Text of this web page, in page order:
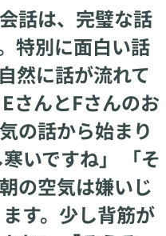
話は、完璧な話
特別に面白い話
然に話が流れて
さんとFさんのお
の話から始まり
いですね」 「そ
の空気は嫌いじ
す。少し背筋が